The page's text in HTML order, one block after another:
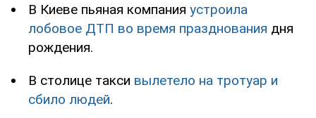
В Киеве пьяная компания устроила
лобовое ДТП во время празднования дня
рождения.
В столице такси вылетело на тротуар и
сбило людей.